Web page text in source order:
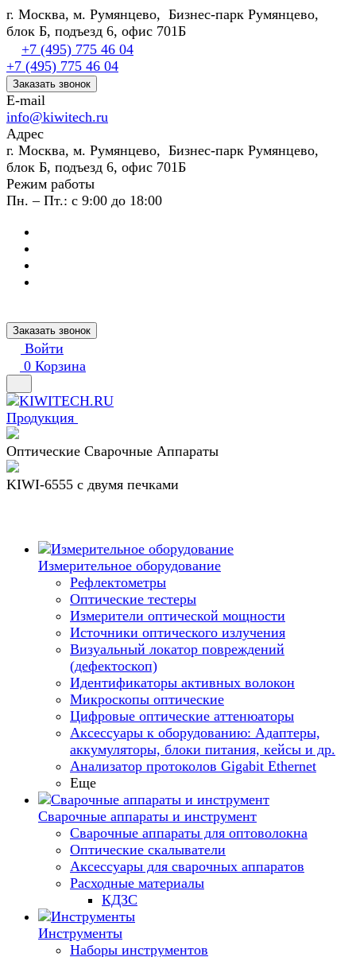
г. Москва, м. Румянцево, Бизнес-парк Румянцево,
блок Б, подъезд 6, офис 701Б
+7 (495) 775 46 04
+7 (495) 775 46 04
Заказать звонок
E-mail
info@kiwitech.ru
Адрес
г. Москва, м. Румянцево, Бизнес-парк Румянцево,
блок Б, подъезд 6, офис 701Б
Режим работы
Пн. – Пт.: с 9:00 до 18:00
Заказать звонок
Войти
0 Корзина
Продукция
Оптические Сварочные Аппараты
KIWI-6555 c двумя печками
Измерительное оборудование
Рефлектометры
Оптические тестеры
Измерители оптической мощности
Источники оптического излучения
Визуальный локатор повреждений
(дефектоскоп)
Идентификаторы активных волокон
Микроскопы оптические
Цифровые оптические аттенюаторы
Аксессуары к оборудованию: Адаптеры,
аккумуляторы, блоки питания, кейсы и др.
Анализатор протоколов Gigabit Ethernet
Еще
Сварочные аппараты и инструмент
Сварочные аппараты для оптоволокна
Оптические скалыватели
Аксессуары для сварочных аппаратов
Расходные материалы
КДЗС
Инструменты
Наборы инструментов